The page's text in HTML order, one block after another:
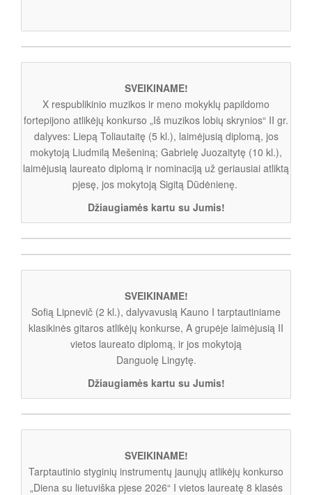
SVEIKINAME!
X respublikinio muzikos ir meno mokyklų papildomo
fortepijono atlikėjų konkurso „Iš muzikos lobių skrynios“ II gr.
dalyves: Liepą Toliautaitę (5 kl.), laimėjusią diplomą, jos
mokytoją Liudmilą Mešeniną; Gabrielę Juozaitytę (10 kl.),
laimėjusią laureato diplomą ir nominaciją už geriausiai atliktą
pjesę, jos mokytoją Sigitą Dūdėnienę.
Džiaugiamės kartu su Jumis!
SVEIKINAME!
Sofią Lipnevič (2 kl.), dalyvavusią Kauno I tarptautiniame
klasikinės gitaros atlikėjų konkurse, A grupėje laimėjusią II
vietos laureato diplomą, ir jos mokytoją
Danguolę Lingytę.
Džiaugiamės kartu su Jumis!
SVEIKINAME!
Tarptautinio styginių instrumentų jaunųjų atlikėjų konkurso
„Diena su lietuviška pjese 2026“ I vietos laureatę 8 klasės